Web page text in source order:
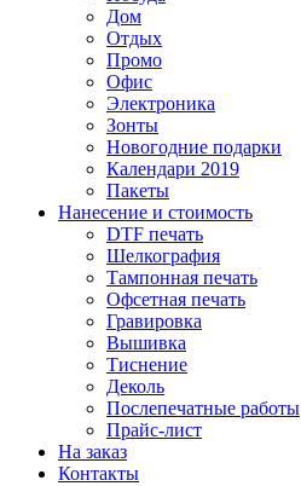
Дом
Отдых
Промо
Офис
Электроника
Зонты
Новогодние подарки
Календари 2019
Пакеты
Нанесение и стоимость
DTF печать
Шелкография
Тампонная печать
Офсетная печать
Гравировка
Вышивка
Тиснение
Деколь
Послепечатные работы
Прайс-лист
На заказ
Контакты